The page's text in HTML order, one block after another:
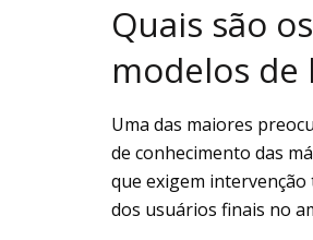
Quais são
modelos de
Uma das maiores
de conhecimento das
que exigem
dos usuários finais no